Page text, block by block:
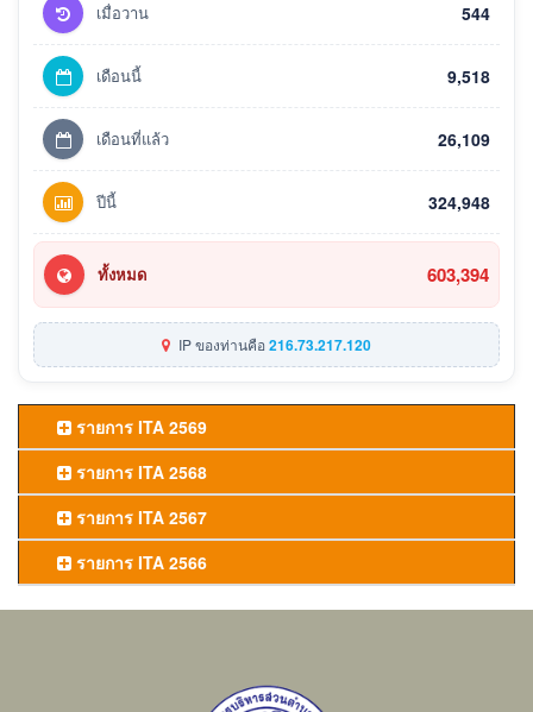
เมื่อวาน 544
เดือนนี้ 9,518
เดือนที่แล้ว 26,109
ปีนี้ 324,948
ทั้งหมด 603,394
IP ของท่านคือ216.73.217.120
รายการ ITA 2569
รายการ ITA 2568
รายการ ITA 2567
รายการ ITA 2566